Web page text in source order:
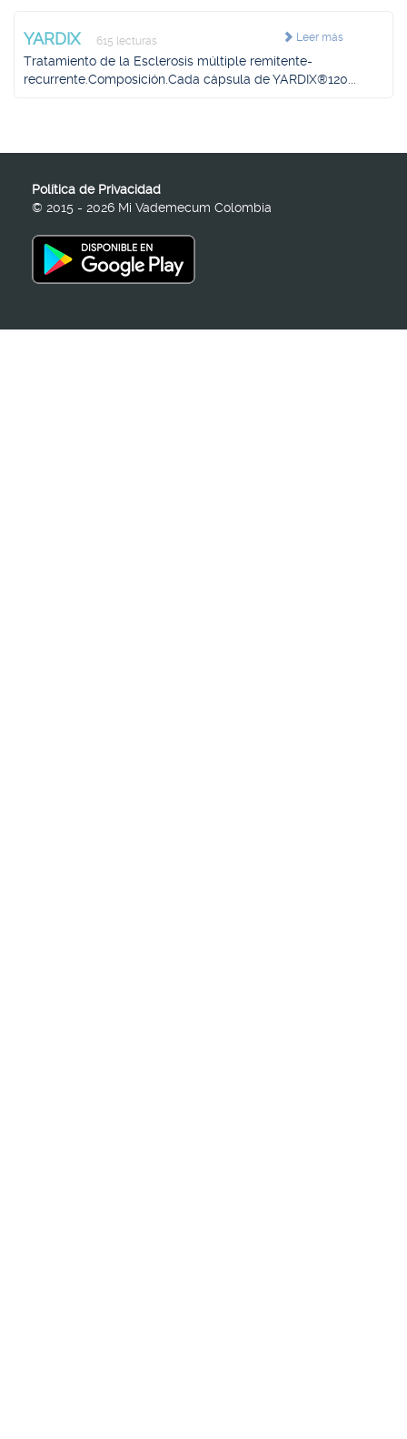
Leer más
YARDIX 615 lecturas
Tratamiento de la Esclerosis múltiple remitente-
recurrente.Composición.Cada cápsula de YARDIX®120...
Política de Privacidad
© 2015 - 2026 Mi Vademecum Colombia